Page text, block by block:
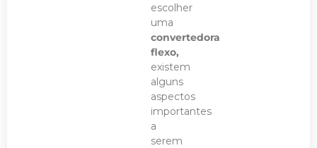
escolher
uma
convertedora
flexo,
existem
alguns
aspectos
importantes
a
serem